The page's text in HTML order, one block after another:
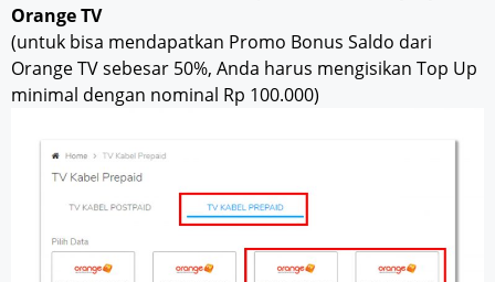
Orange TV
(untuk bisa mendapatkan Promo Bonus Saldo dari
Orange TV sebesar 50%, Anda harus mengisikan Top Up
minimal dengan nominal Rp 100.000)